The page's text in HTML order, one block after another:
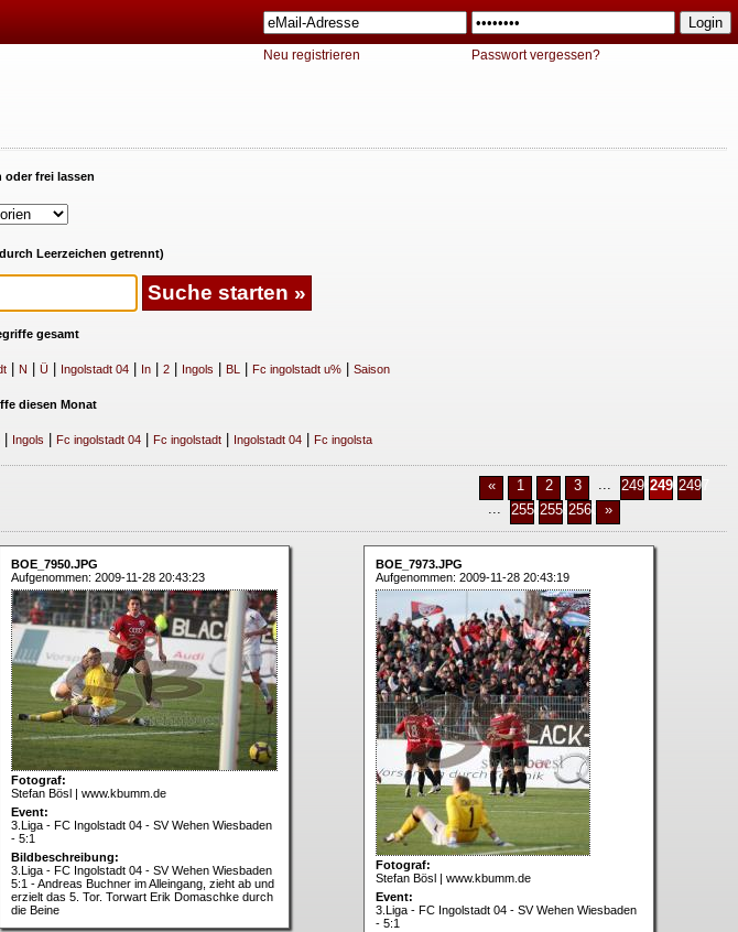
Neu registrieren Passwort vergessen?
oder frei lassen
Leerzeichen getrennt)
gesamt
| N Ü Ingolstadt 04| In| 2| Ingols BL | Fc ingolstadt u%| Saison
diesen Monat
| Ingols Fc ingolstadt 04| Fc ingolstadt| Ingolstadt 04| Fc ingolsta
« 1 2 3 249524962497
255825592560 »
BOE_7950.JPG
Aufgenommen: 2009-11-28 20:43:23
Fotograf:
Stefan Bösl | www.kbumm.de
Event:
3.Liga - FC Ingolstadt 04 - SV Wehen Wiesbaden
- 5:1
Bildbeschreibung:
3.Liga - FC Ingolstadt 04 - SV Wehen Wiesbaden
5:1 - Andreas Buchner im Alleingang, zieht ab und
erzielt das 5. Tor. Torwart Erik Domaschke durch
die Beine
BOE_7973.JPG
Aufgenommen: 2009-11-28 20:43:19
Fotograf:
Stefan Bösl | www.kbumm.de
Event:
3.Liga - FC Ingolstadt 04 - SV Wehen Wiesbaden
- 5:1